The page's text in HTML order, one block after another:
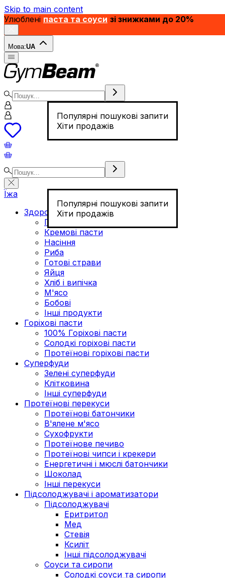
Skip to main content
Улюблені паста та соуси зі знижками до 20%
Мова:UA
Популярні пошукові запити
Хіти продажів
Популярні пошукові запити
Хіти продажів
Їжа
Здорове харчування
Горіхи
Кремові пасти
Насіння
Риба
Готові страви
Яйця
Хліб і випічка
М'ясо
Бобові
Інші продукти
Горіхові пасти
100% Горіхові пасти
Солодкі горіхові пасти
Протеїнові горіхові пасти
Суперфуди
Зелені суперфуди
Клітковина
Інші суперфуди
Протеїнові перекуси
Протеїнові батончики
В'ялене м'ясо
Сухофрукти
Протеїнове печиво
Протеїнові чипси і крекери
Енергетичні і мюслі батончики
Шоколад
Інші перекуси
Підсолоджувачі і ароматизатори
Підсолоджувачі
Еритритол
Мед
Стевія
Ксиліт
Інші підсолоджувачі
Соуси та сиропи
Солодкі соуси та сиропи